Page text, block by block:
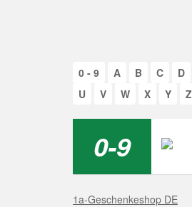
0 - 9 A B C D
U
V W X Y Z
0-9
1a-Geschenkeshop DE